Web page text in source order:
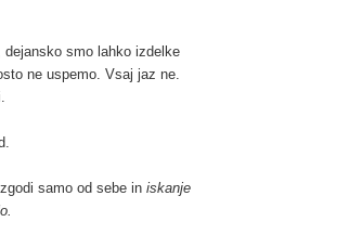
smo lahko izdelke
ne uspemo. Vsaj jaz ne.
samo od sebe in iskanje